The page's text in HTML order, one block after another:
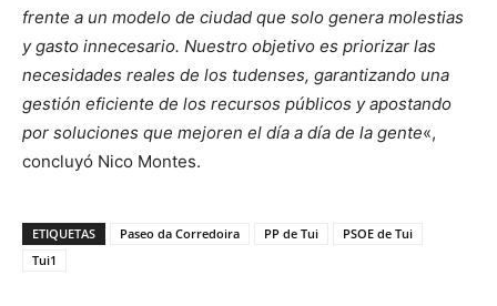
frente a un modelo de ciudad que solo genera molestias
y gasto innecesario. Nuestro objetivo es priorizar las
necesidades reales de los tudenses, garantizando una
gestión eficiente de los recursos públicos y apostando
por soluciones que mejoren el día a día de la gente«,
concluyó Nico Montes.
ETIQUETAS Paseo da Corredoira PP de Tui
PSOE de Tui
Tui1